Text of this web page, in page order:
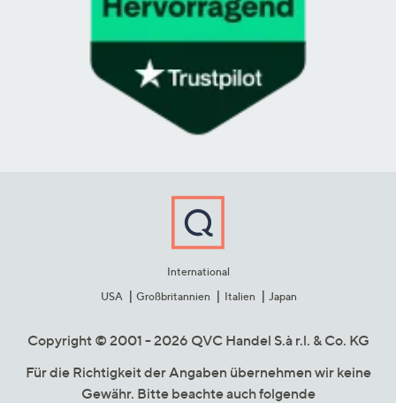
International
USA
Großbritannien Italien Japan
Copyright © 2001 - 2026 QVC Handel S.à r.l. & Co. KG
Für die Richtigkeit der Angaben übernehmen wir keine
Gewähr. Bitte beachte auch folgende